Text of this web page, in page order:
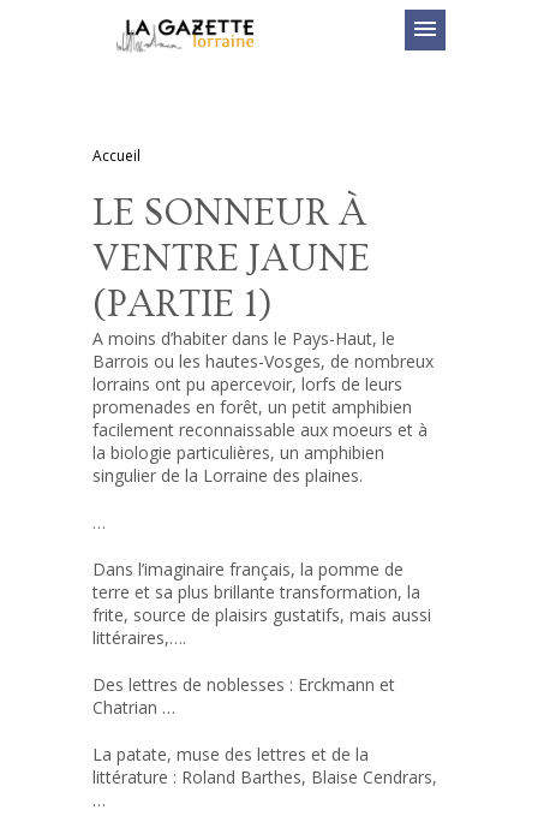
menu
Accueil
LE SONNEUR À
VENTRE JAUNE
(PARTIE 1)
A moins d’habiter dans le Pays-Haut, le
Barrois ou les hautes-Vosges, de nombreux
lorrains ont pu apercevoir, lorfs de leurs
promenades en forêt, un petit amphibien
facilement reconnaissable aux moeurs et à
la biologie particulières, un amphibien
singulier de la Lorraine des plaines.
…
Dans l’imaginaire français, la pomme de
terre et sa plus brillante transformation, la
frite, source de plaisirs gustatifs, mais aussi
littéraires,….
Des lettres de noblesses : Erckmann et
Chatrian …
La patate, muse des lettres et de la
littérature : Roland Barthes, Blaise Cendrars,
…